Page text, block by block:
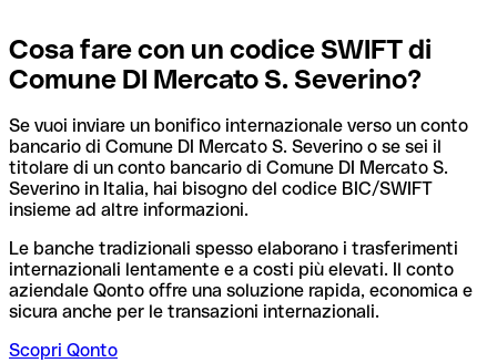
Cosa fare con un codice SWIFT di
Comune DI Mercato S. Severino?
Se vuoi inviare un bonifico internazionale verso un conto
bancario di Comune DI Mercato S. Severino o se sei il
titolare di un conto bancario di Comune DI Mercato S.
Severino in Italia, hai bisogno del codice BIC/SWIFT
insieme ad altre informazioni.
Le banche tradizionali spesso elaborano i trasferimenti
internazionali lentamente e a costi più elevati. Il conto
aziendale Qonto offre una soluzione rapida, economica e
sicura anche per le transazioni internazionali.
Scopri Qonto